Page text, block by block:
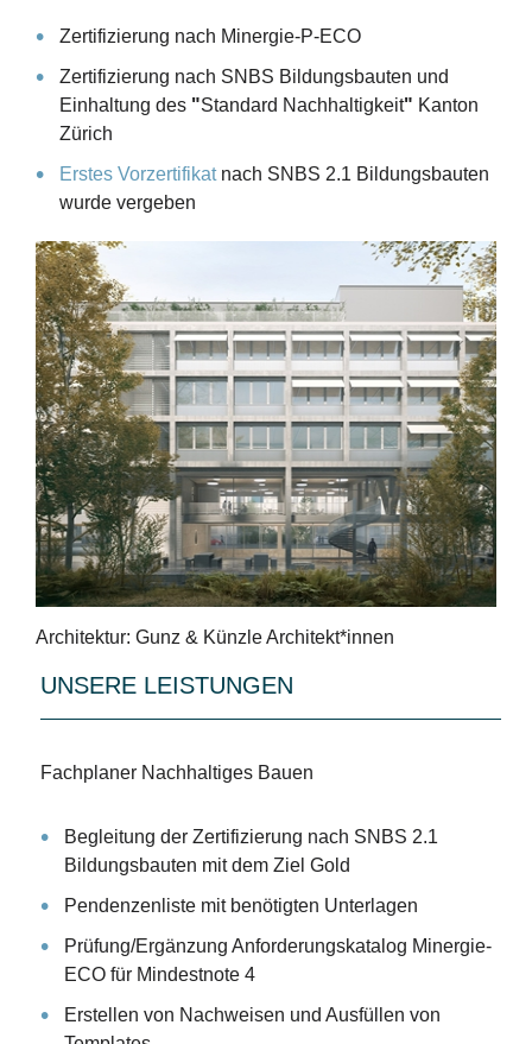
Zertifizierung nach Minergie-P-ECO
Zertifizierung nach SNBS Bildungsbauten und
Einhaltung des "Standard Nachhaltigkeit" Kanton
Zürich
Erstes Vorzertifikatnach SNBS 2.1 Bildungsbauten
wurde vergeben
Architektur: Gunz & Künzle Architekt*innen
UNSERE LEISTUNGEN
Fachplaner Nachhaltiges Bauen
Begleitung der Zertifizierung nach SNBS 2.1
Bildungsbauten mit dem Ziel Gold
Pendenzenliste mit benötigten Unterlagen
Prüfung/Ergänzung Anforderungskatalog Minergie-
ECO für Mindestnote 4
Erstellen von Nachweisen und Ausfüllen von